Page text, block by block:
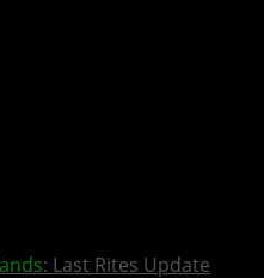
: Last Rites Update